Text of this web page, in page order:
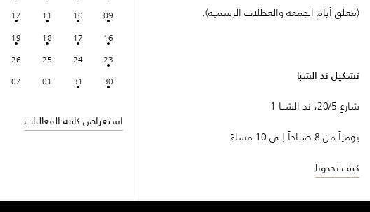
(مغلق أيام الجمعة والعطلات الرسمية).
تشكيل ند الشبا
شارع 20/5، ند الشبا 1
يومياً من 8 صباحاً إلى 10 مساءً
كيف تجدونا
09
10
11
12
16
17
18
19
23
24
25
26
30
31
01
02
استعراض كافة الفعاليات